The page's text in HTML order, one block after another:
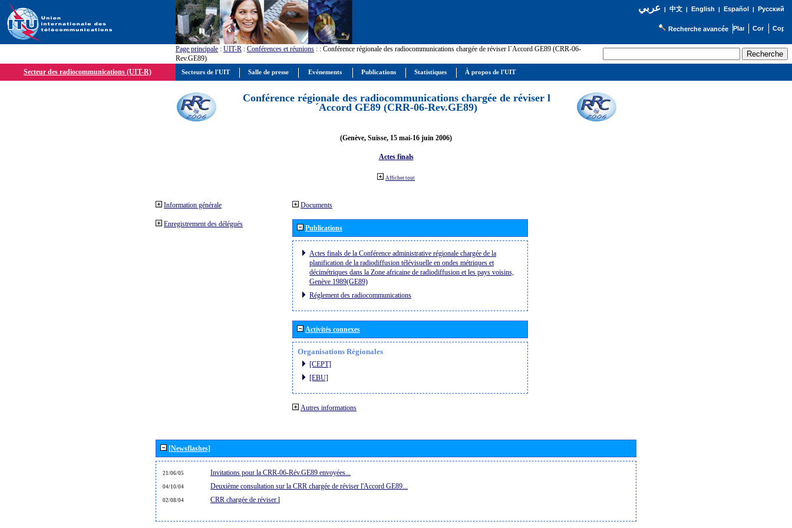
عربي| 中文| English | Español | Русский
Recherche avancée
Page principale : UIT-R : Conférences et réunions : : Conférence régionale des radiocommunications chargée de réviser l´Accord GE89 (CRR-06-
Rev.GE89)
Secteur des radiocommunications (UIT-R)
Conférence régionale des radiocommunications chargée de réviser l
´Accord GE89 (CRR-06-Rev.GE89)
(Genève, Suisse, 15 mai-16 juin 2006)
Actes finals
Afficher tout
Information générale
Enregistrement des délégués
Documents
Publications
Actes finals de la Conférence administrative régionale chargée de la
planification de la radiodiffusion télévisuelle en ondes métriques et
décimétriques dans la Zone africaine de radiodiffusion et les pays voisins,
Genève 1989(GE89)
Réglement des radiocommunications
Activités connexes
Organisations Régionales
[CEPT]
[EBU]
Autres informations
[Newsflashes]
21/06/05 Invitations pour la CRR-06-Rév.GE89 envoyées...
04/10/04 Deuxième consultation sur la CRR chargée de réviser l'Accord GE89...
02/08/04 CRR chargée de réviser l
Secteurs de l'UIT Salle de presse Evénements Publications Statistiques À propos de l'UIT